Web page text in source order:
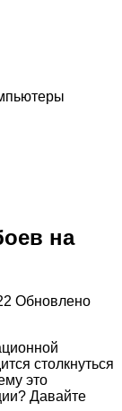
на
Обновлено
столкнуться
это
Давайте